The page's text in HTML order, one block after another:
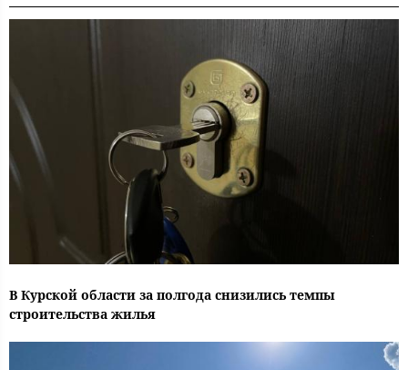
В Курской области за полгода снизились темпы
строительства жилья